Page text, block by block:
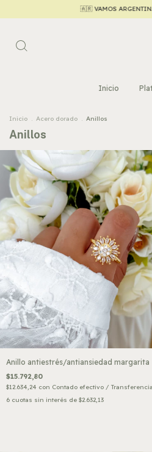
🇦🇷 20% OFF contado efectivo/
Inicio
Inicio . Acero dorado . Anillos
Anillos
Anillo antiestrés/antiansiedad margarita
$15.792,80
$12.634,24 con Contado efectivo /
6 cuotas sin interés de $2.632,13